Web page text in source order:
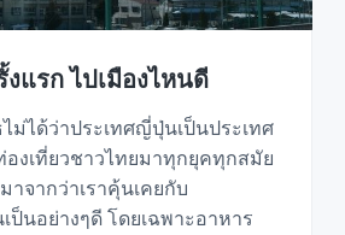
แรก ไปเมืองไหนดี
ไม่ได้ว่าประเทศญี่ปุ่นเป็นประเทศ
งเที่ยวชาวไทยมาทุกยุคทุกสมัย
าจากว่าเราคุ้นเคยกับ
นอย่างๆดี โดยเฉพาะอาหาร